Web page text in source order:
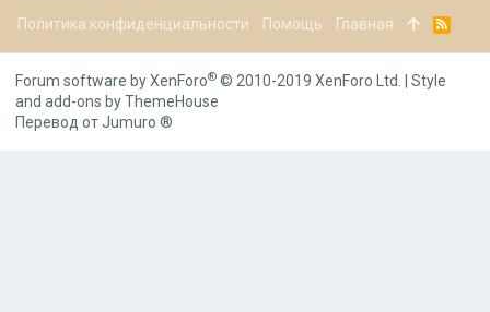
Политика конфиденциальности
Помощь Главная
R
S
Forum software by XenForo® © 2010-2019 XenForo Ltd.
Style
and add-ons by ThemeHouse
Перевод от Jumuro ®